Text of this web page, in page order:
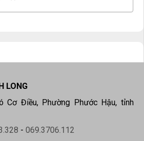
LONG
Cơ Điều, Phường Phước Hậu, tỉnh
- 069.3706.112